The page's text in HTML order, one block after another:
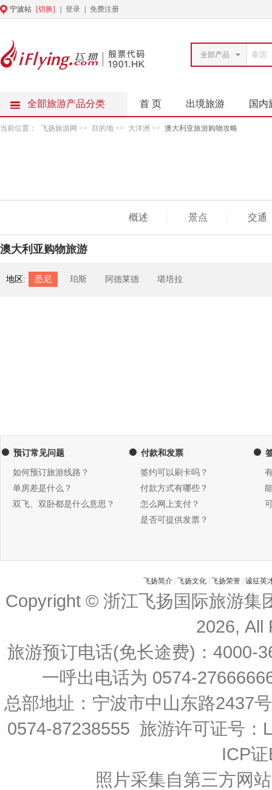
宁波站 [切换] 登录 免费注册
全部产品
全部旅游产品分类 首 页 出境旅游 国内
当前位置： 飞扬旅游网 >> 目的地 >> 大洋洲 >> 澳大利亚旅游购物攻略
概述 景点 交通
澳大利亚购物旅游
地区: 悉尼 珀斯 阿德莱德 堪培拉
预订常见问题
如何预订旅游线路？
单房差是什么？
双飞、双卧都是什么意思？
付款和发票
签约可以刷卡吗？
付款方式有哪些？
怎么网上支付？
是否可提供发票？
飞扬简介 飞扬文化 飞扬荣誉 诚征英
Copyright © 浙江飞扬国际旅游集
2026, All
旅游预订电话(免长途费)：4000-
一呼出电话为 0574-
总部地址：宁波市中山东路2437
0574-87238555 旅游许可证号
ICP
照片采集自第三方网